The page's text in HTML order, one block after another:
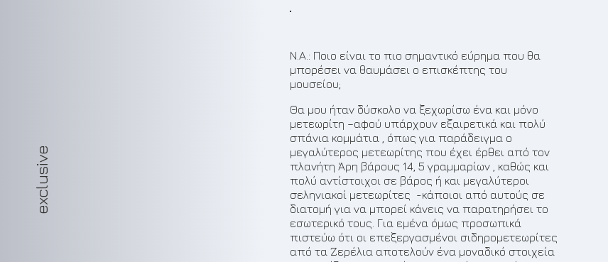
exclusive
Θα μου ήταν δύσκολο να ξεχωρίσω ένα και μόνο
μετεωρίτη –αφού υπάρχουν εξαιρετικά και πολύ
σπάνια κομμάτια , όπως για παράδειγμα ο
μεγαλύτερος μετεωρίτης που έχει έρθει από τον
πλανήτη Άρη βάρους 14, 5 γραμμαρίων , καθώς και
πολύ αντίστοιχοι σε βάρος ή και μεγαλύτεροι
σεληνιακοί μετεωρίτες -κάποιοι από αυτούς σε
διατομή για να μπορεί κάνεις να παρατηρήσει το
εσωτερικό τους. Για εμένα όμως προσωπικά
πιστεύω ότι οι επεξεργασμένοι σιδηρομετεωρίτες
από τα Ζερέλια αποτελούν ένα μοναδικό στοιχεία
Ν.Α.: Ποιο είναι το πιο σημαντικό εύρημα που θα
μπορέσει να θαυμάσει ο επισκέπτης του
μουσείου;